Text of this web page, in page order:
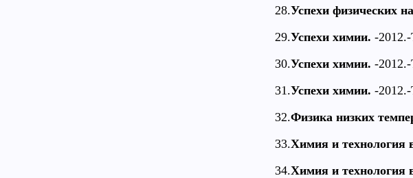
28.Успехи физических
29.Успехи химии. -
30.Успехи химии. -
31.Успехи химии. -
32.Физика низких
33.Химия и технология
34.Химия и технология